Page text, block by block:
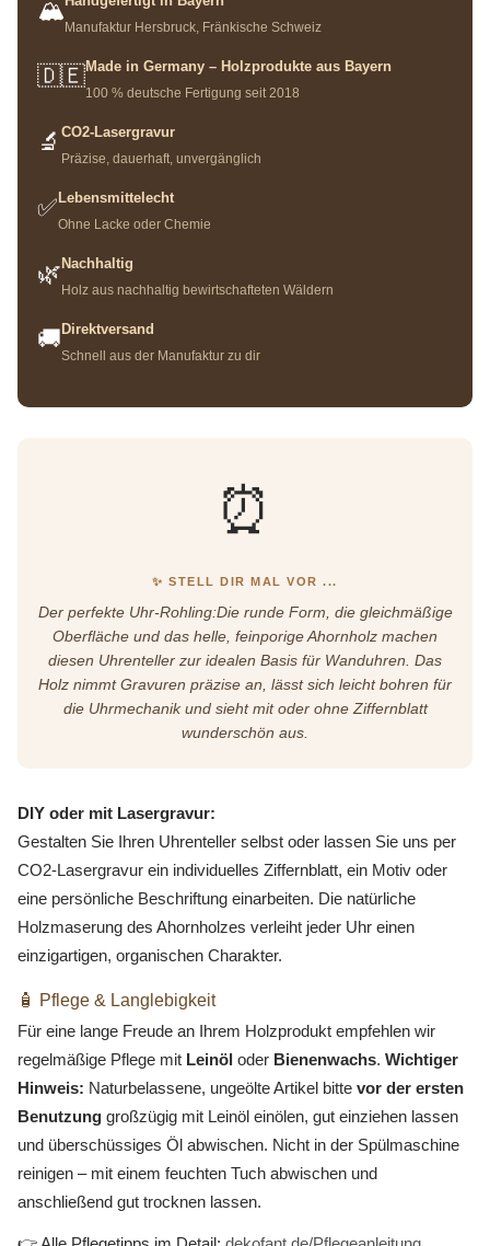
⏰
✨ STELL DIR MAL VOR ...
Der perfekte Uhr-Rohling:Die runde Form, die gleichmäßige
Oberfläche und das helle, feinporige Ahornholz machen
diesen Uhrenteller zur idealen Basis für Wanduhren. Das
Holz nimmt Gravuren präzise an, lässt sich leicht bohren für
die Uhrmechanik und sieht mit oder ohne Ziffernblatt
wunderschön aus.
DIY oder mit Lasergravur:
Gestalten Sie Ihren Uhrenteller selbst oder lassen Sie uns per
CO2-Lasergravur ein individuelles Ziffernblatt, ein Motiv oder
eine persönliche Beschriftung einarbeiten. Die natürliche
Holzmaserung des Ahornholzes verleiht jeder Uhr einen
einzigartigen, organischen Charakter.
🧴 Pflege & Langlebigkeit
Für eine lange Freude an Ihrem Holzprodukt empfehlen wir
regelmäßige Pflege mit Leinöl oder Bienenwachs. Wichtiger
Hinweis: Naturbelassene, ungeölte Artikel bitte vor der ersten
Benutzung großzügig mit Leinöl einölen, gut einziehen lassen
und überschüssiges Öl abwischen. Nicht in der Spülmaschine
reinigen – mit einem feuchten Tuch abwischen und
anschließend gut trocknen lassen.
🏔️
Manufaktur Hersbruck, Fränkische Schweiz
🇩🇪Made in Germany – Holzprodukte aus Bayern
100 % deutsche Fertigung seit 2018
🔬 CO2-Lasergravur
Präzise, dauerhaft, unvergänglich
✅ Lebensmittelecht
Ohne Lacke oder Chemie
🌿 Nachhaltig
Holz aus nachhaltig bewirtschafteten Wäldern
🚚 Direktversand
Schnell aus der Manufaktur zu dir